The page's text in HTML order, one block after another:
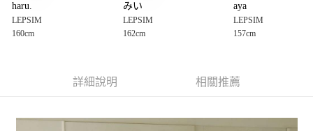
1.本服務由台灣大哥大提供，台灣大哥大用戶可立即使用無須另外申請。
2.付款方式選擇「大哥付你分期」，訂單成立後會自動跳轉到大哥付的交易
3.實際核准額度、可分期數及費用金額請依後續交易確認頁面所載為準。
4.訂單成立30分鐘內，如未前往確認交易或遇審核未通過，訂單將自動取
【繳款方式說明】
AFTEE先享後付
３．安心：先確認商品／服務後，再付款。
每筆NT$80，滿NT$1,500(含以上)免運費
haru.
LEPSIM
160cm
みい
LEPSIM
162cm
aya
LEPSIM
157cm
詳細說明 相關推薦